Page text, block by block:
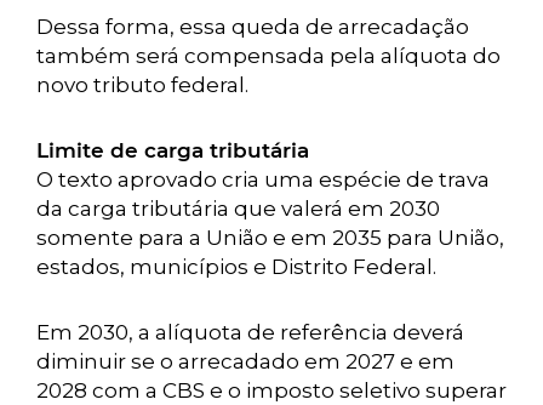
Dessa forma, essa queda de arrecadação
também será compensada pela alíquota do
novo tributo federal.
Limite de carga tributária
O texto aprovado cria uma espécie de trava
da carga tributária que valerá em 2030
somente para a União e em 2035 para União,
estados, municípios e Distrito Federal.
Em 2030, a alíquota de referência deverá
diminuir se o arrecadado em 2027 e em
2028 com a CBS e o imposto seletivo superar